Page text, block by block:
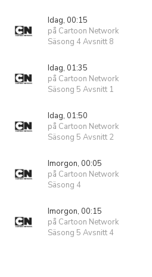
Idag, 00:15
på Cartoon Network
Säsong 4 Avsnitt 8
Idag, 01:35
på Cartoon Network
Säsong 5 Avsnitt 1
Idag, 01:50
på Cartoon Network
Säsong 5 Avsnitt 2
Imorgon, 00:05
på Cartoon Network
Säsong 4
Imorgon, 00:15
på Cartoon Network
Säsong 5 Avsnitt 4